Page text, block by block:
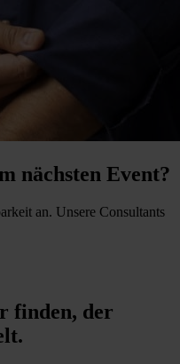
nächsten Event?
an. Unsere Consultants
finden, der